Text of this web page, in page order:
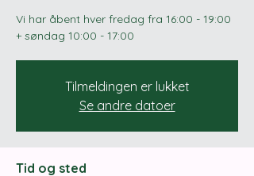
Vi har åbent hver fredag ​​fra 16:00 - 19:00
+ søndag 10:00 - 17:00
Tilmeldingen er lukket
Se andre datoer
Tid og sted